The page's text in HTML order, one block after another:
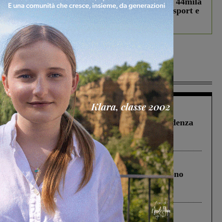
studenti coinvolti, torna il bando per lo sport e
debutta il podcast Estrair
Più lette
Figline Incisa Valdarno 1 Agosto 2026
Piscina di Figline finanziata oltre la scadenza
Pnrr, il gruppo di Fratelli d’Italia: “Un
ringraziamento al Governo”
Cronaca 4 Agosto 2026
Un anno fa la strage in A1 in cui morirono
Gianni, Giulia e Franco. Lo schianto, il
processo, lo stop ai sorpassi fra tir....
Cronaca 3 Agosto 2026